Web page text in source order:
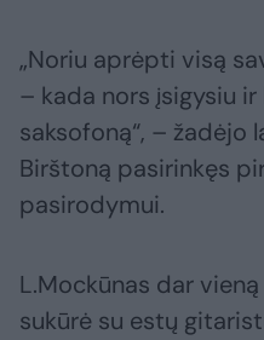
„Noriu aprėpti visą
– kada nors įsigysiu
saksofoną“, – žadėjo
Birštoną pasirinkęs
pasirodymui.
L.Mockūnas dar
sukūrė su estų